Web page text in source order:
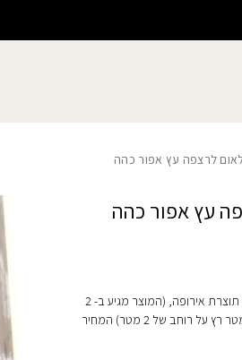
לרצפה עץ אפור כהה
עץ אפור כהה
לינולאום לרצפה איכותי תוצרת אירופה, (המוצר מגיע ב- 2
מטר רוחב, ונמכר לפי מטר רץ על רוחב של 2 מטר) המחיר